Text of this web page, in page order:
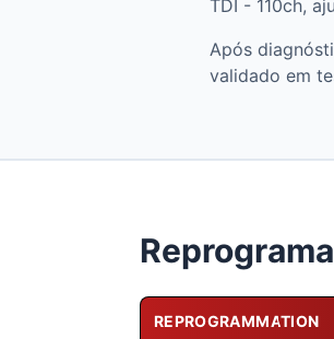
TDI - 110ch,
Após
validado em
REPROGRAMMATION